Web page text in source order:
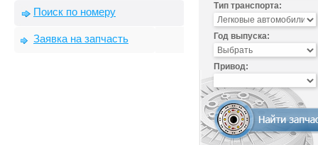
Поиск по номеру
Заявка на запчасть
Тип транспорта:
Год выпуска:
Привод: